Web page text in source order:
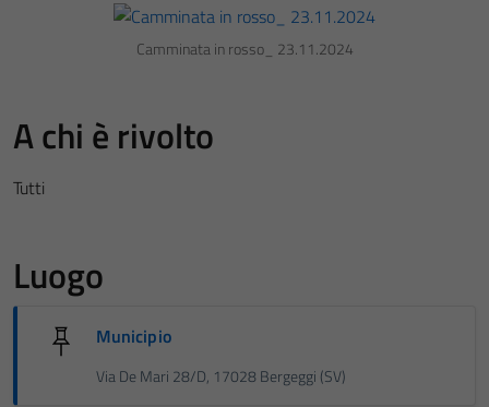
Camminata in rosso_ 23.11.2024
A chi è rivolto
Tutti
Luogo
Municipio
Via De Mari 28/D, 17028 Bergeggi (SV)